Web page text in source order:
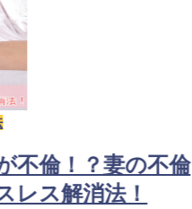
不倫！？妻の不倫
レス解消法！